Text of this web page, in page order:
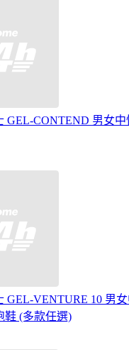
GEL-CONTEND 男女
GEL-VENTURE 10 男
鞋 (多款任選)